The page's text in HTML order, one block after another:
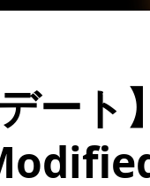
デー